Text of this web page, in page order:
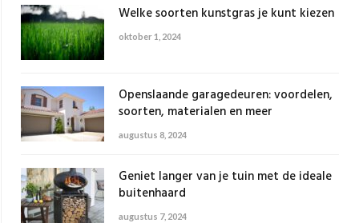
Welke soorten kunstgras je kunt kiezen
oktober 1, 2024
Openslaande garagedeuren: voordelen,
soorten, materialen en meer
augustus 8, 2024
Geniet langer van je tuin met de ideale
buitenhaard
augustus 7, 2024